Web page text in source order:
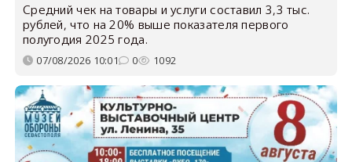
Средний чек на товары и услуги составил 3,3 тыс.
рублей, что на 20% выше показателя первого
полугодия 2025 года.
07/08/2026 10:01 0 1092